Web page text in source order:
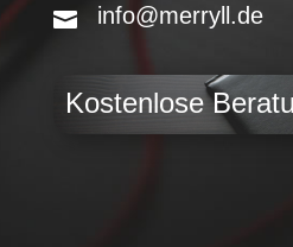
info@merryll.de
Kostenlose